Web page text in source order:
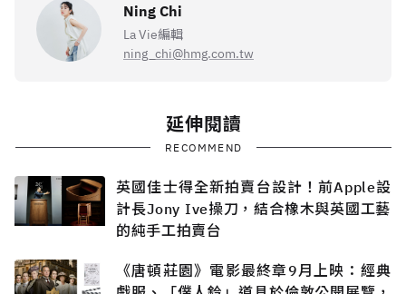
Ning Chi
La Vie編輯
ning_chi@hmg.com.tw
延伸閱讀
RECOMMEND
英國佳士得全新拍賣台設計！前Apple設
計長Jony Ive操刀，結合橡木與英國工藝
的純手工拍賣台
《唐頓莊園》電影最終章9月上映：經典